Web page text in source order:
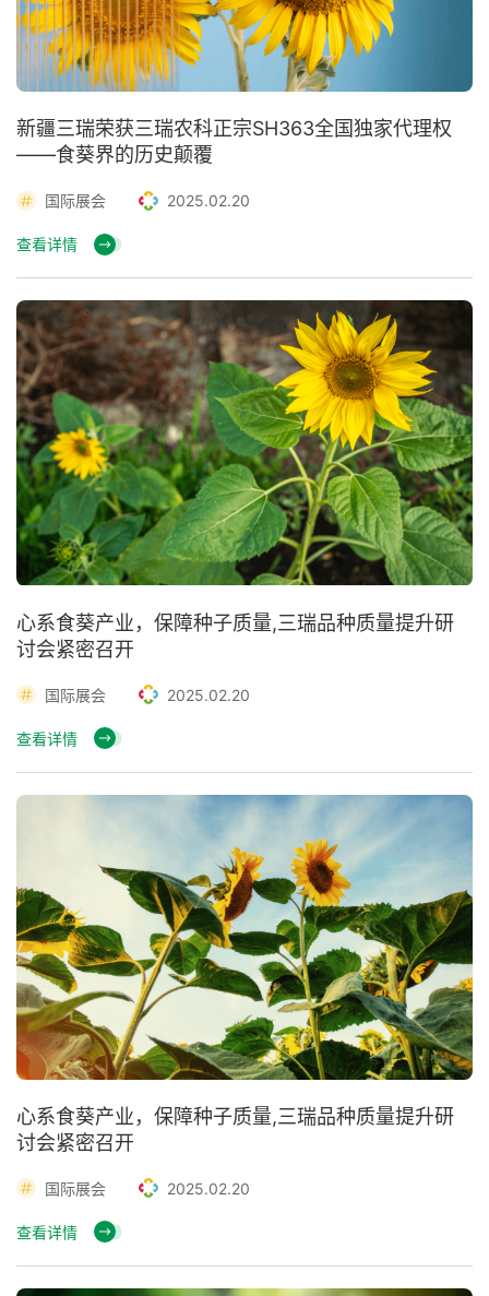
新疆三瑞荣获三瑞农科正宗SH363全国独家代理权
——食葵界的历史颠覆
国际展会 2025.02.20
查看详情
心系食葵产业，保障种子质量,三瑞品种质量提升研
讨会紧密召开
国际展会 2025.02.20
查看详情
心系食葵产业，保障种子质量,三瑞品种质量提升研
讨会紧密召开
国际展会 2025.02.20
查看详情